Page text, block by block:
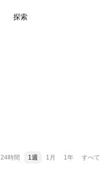
探索
24時間 1週 1月 1年 すべて